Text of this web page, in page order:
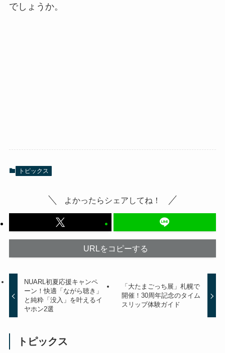
でしょうか。
トピックス
よかったらシェアしてね！
URLをコピーする
NUARL初夏応援キャンペ
ーン！快適「ながら聴き」
と純粋「没入」を叶えるイ
ヤホン2選
「大たまごっち展」札幌で
開催！30周年記念のタイム
スリップ体験ガイド
トピックス